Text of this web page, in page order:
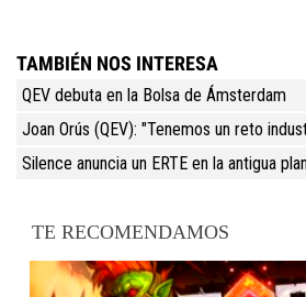
TAMBIÉN NOS INTERESA
QEV debuta en la Bolsa de Ámsterdam
Joan Orús (QEV): "Tenemos un reto
Silence anuncia un ERTE en la antigua
TE RECOMENDAMOS